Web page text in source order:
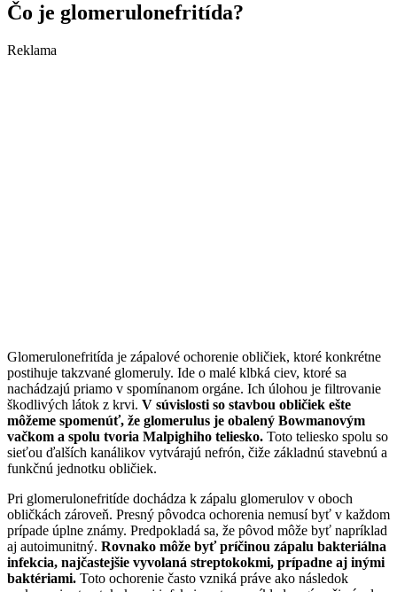
Čo je glomerulonefritída?
Reklama
Glomerulonefritída je zápalové ochorenie obličiek, ktoré konkrétne
postihuje takzvané glomeruly. Ide o malé klbká ciev, ktoré sa
nachádzajú priamo v spomínanom orgáne. Ich úlohou je filtrovanie
škodlivých látok z krvi. V súvislosti so stavbou obličiek ešte
môžeme spomenúť, že glomerulus je obalený Bowmanovým
vačkom a spolu tvoria Malpighiho teliesko. Toto teliesko spolu so
sieťou ďalších kanálikov vytvárajú nefrón, čiže základnú stavebnú a
funkčnú jednotku obličiek.
Pri glomerulonefritíde dochádza k zápalu glomerulov v oboch
obličkách zároveň. Presný pôvodca ochorenia nemusí byť v každom
prípade úplne známy. Predpokladá sa, že pôvod môže byť napríklad
aj autoimunitný. Rovnako môže byť príčinou zápalu bakteriálna
infekcia, najčastejšie vyvolaná streptokokmi, prípadne aj inými
baktériami. Toto ochorenie často vzniká práve ako následok